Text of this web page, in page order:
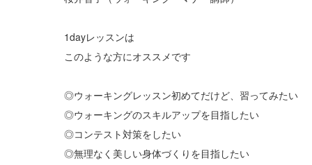
1dayレッスンは
このような方にオススメです
◎ウォーキングレッスン初めてだけど、習ってみたい
◎ウォーキングのスキルアップを目指したい
◎コンテスト対策をしたい
◎無理なく美しい身体づくりを目指したい